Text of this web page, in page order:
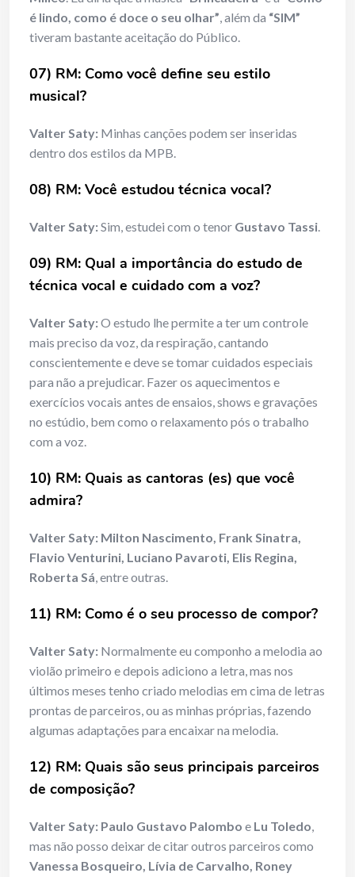
é lindo, como é doce o seu olhar”, além da “SIM”
tiveram bastante aceitação do Público.
07) RM: Como você define seu estilo
musical?
Valter Saty: Minhas canções podem ser inseridas
dentro dos estilos da MPB.
08) RM: Você estudou técnica vocal?
Valter Saty:Sim, estudei com o tenor Gustavo Tassi.
09) RM: Qual a importância do estudo de
técnica vocal e cuidado com a voz?
Valter Saty:O estudo lhe permite a ter um controle
mais preciso da voz, da respiração, cantando
conscientemente e deve se tomar cuidados especiais
para não a prejudicar. Fazer os aquecimentos e
exercícios vocais antes de ensaios, shows e gravações
no estúdio, bem como o relaxamento pós o trabalho
com a voz.
10) RM: Quais as cantoras (es) que você
admira?
Valter Saty: Milton Nascimento, Frank Sinatra,
Flavio Venturini, Luciano Pavaroti, Elis Regina,
Roberta Sá, entre outras.
11) RM: Como é o seu processo de compor?
Valter Saty: Normalmente eu componho a melodia ao
violão primeiro e depois adiciono a letra, mas nos
últimos meses tenho criado melodias em cima de letras
prontas de parceiros, ou as minhas próprias, fazendo
algumas adaptações para encaixar na melodia.
12) RM: Quais são seus principais parceiros
de composição?
Valter Saty: Paulo Gustavo Palombo e Lu Toledo,
mas não posso deixar de citar outros parceiros como
Vanessa Bosqueiro, Lívia de Carvalho, Roney